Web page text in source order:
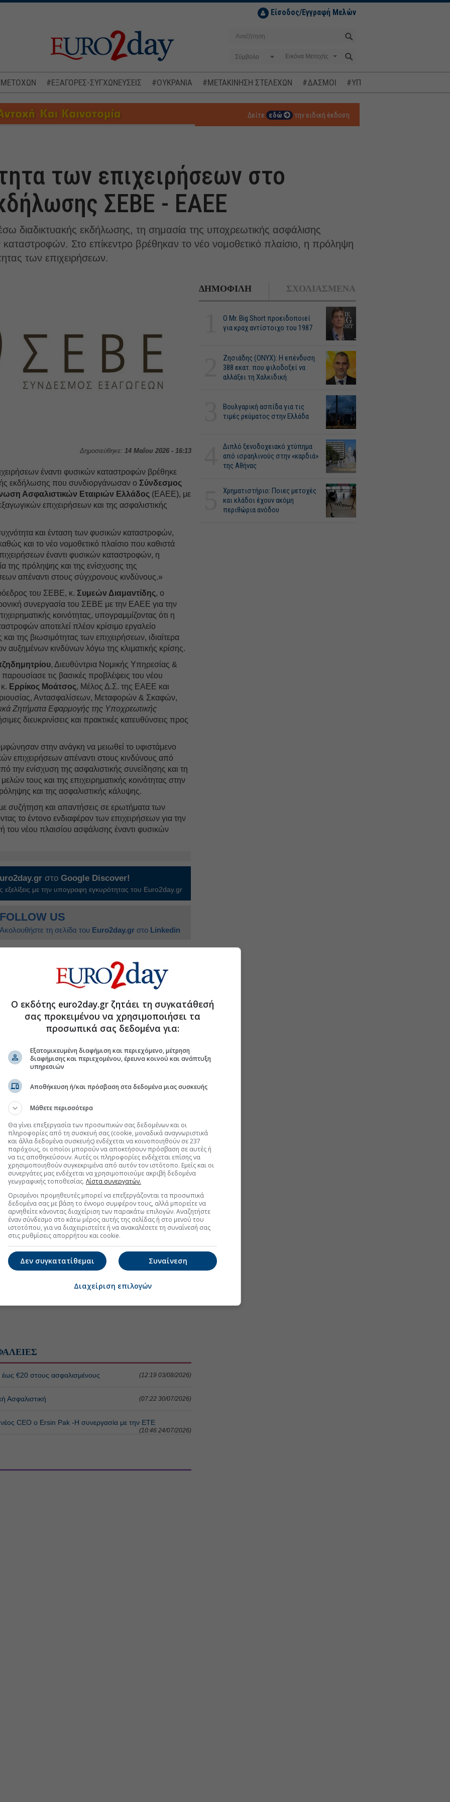
Είσοδος/Εγγραφή Μελών
Σύμβολο
ΜΕΤΟΧΩΝ #ΕΞΑΓΟΡΕΣ-ΣΥΓΧΩΝΕΥΣΕΙΣ #ΟΥΚΡΑΝΙΑ #ΜΕΤΑΚΙΝΗΣΗ ΣΤΕΛΕΧΩΝ #ΔΑΣΜΟΙ #ΥΠΟΚΛΟΠΕΣ
Δείτε εδώ την ειδική έκδοση
των επιχειρήσεων στο
ΣΕΒΕ - ΕΑΕΕ
διαδικτυακής εκδήλωσης, τη σημασία της υποχρεωτικής ασφάλισης
καταστροφών. Στο επίκεντρο βρέθηκαν το νέο νομοθετικό πλαίσιο, η πρόληψη
των επιχειρήσεων.
Δημοσιεύθηκε: 14 Μαΐου 2026 - 16:13
έναντι φυσικών καταστροφών βρέθηκε
εκδήλωσης που συνδιοργάνωσαν οΣύνδεσμος
Ασφαλιστικών Εταιριών Ελλάδος (ΕΑΕΕ), με
επιχειρήσεων και της ασφαλιστικής
και ένταση των φυσικών καταστροφών,
και το νέο νομοθετικό πλαίσιο που καθιστά
έναντι φυσικών καταστροφών, η
της πρόληψης και της ενίσχυσης της
απέναντι στους σύγχρονους κινδύνους.»
του ΣΕΒΕ, κ.Συμεών Διαμαντίδης, ο
συνεργασία του ΣΕΒΕ με την ΕΑΕΕ για την
κοινότητας, υπογραμμίζοντας ότι η
αποτελεί πλέον κρίσιμο εργαλείο
της βιωσιμότητας των επιχειρήσεων, ιδιαίτερα
αυξημένων κινδύνων λόγω της κλιματικής κρίσης.
, Διευθύντρια Νομικής Υπηρεσίας &
τις βασικές προβλέψεις του νέου
Ερρίκος Μοάτσος, Μέλος Δ.Σ. της ΕΑΕΕ και
Αντασφαλίσεων, Μεταφορών & Σκαφών,
Ζητήματα Εφαρμογής της Υποχρεωτικής
διευκρινίσεις και πρακτικές κατευθύνσεις προς
στην ανάγκη να μειωθεί το υφιστάμενο
επιχειρήσεων απέναντι στους κινδύνους από
την ενίσχυση της ασφαλιστικής συνείδησης και τη
τους και της επιχειρηματικής κοινότητας στην
και της ασφαλιστικής κάλυψης.
συζήτηση και απαντήσεις σε ερωτήματα των
το έντονο ενδιαφέρον των επιχειρήσεων για την
του νέου πλαισίου ασφάλισης έναντι φυσικών
στοGoogle Discover!
εξελίξεις με την υπογραφη εγκυρότητας του Euro2day.gr
FOLLOW US
Ακολουθήστε τη σελίδα του Euro2day.gr στο Linkedin
μέτρα στήριξης για τους πληγέντες από τις
Ελλάδος, νέος CEO ο Ersin Pak
νέες δικαστικές διαμάχες για τις αυξήσεις
εικόνα στις ζημιές, αυξημένος ο
στο Discover
ΔΗΜΟΦΙΛΗ ΣΧΟΛΙΑΣΜΕΝΑ
O Mr. Big Short προειδοποιεί
για κραχ αντίστοιχο του 1987
Ζησιάδης (ONYX): Η επένδυση
388 εκατ. που φιλοδοξεί να
αλλάξει τη Χαλκιδική
Βουλγαρική ασπίδα για τις
τιμές ρεύματος στην Ελλάδα
Διπλό ξενοδοχειακό χτύπημα
από ισραηλινούς στην «καρδιά»
της Αθήνας
Χρηματιστήριο: Ποιες μετοχές
και κλάδοι έχουν ακόμη
περιθώρια ανόδου
€20 στους ασφαλισμένους (12:19 03/08/2026)
Ασφαλιστική (07:22 30/07/2026)
CEO ο Ersin Pak -Η συνεργασία με την ΕΤΕ
(10:46 24/07/2026)
Ο εκδότης euro2day.gr ζητάει τη συγκατάθεσή
σας προκειμένου να χρησιμοποιήσει τα
προσωπικά σας δεδομένα για:
Εξατομικευμένη διαφήμιση και περιεχόμενο, μέτρηση
διαφήμισης και περιεχομένου, έρευνα κοινού και ανάπτυξη
υπηρεσιών
Αποθήκευση ή/και πρόσβαση στα δεδομένα μιας συσκευής
Μάθετε περισσότερα
Θα γίνει επεξεργασία των προσωπικών σας δεδομένων και οι
πληροφορίες από τη συσκευή σας (cookie, μοναδικά αναγνωριστικά
και άλλα δεδομένα συσκευής) ενδέχεται να κοινοποιηθούν σε 237
παρόχους, οι οποίοι μπορούν να αποκτήσουν πρόσβαση σε αυτές ή
να τις αποθηκεύσουν. Αυτές οι πληροφορίες ενδέχεται επίσης να
χρησιμοποιηθούν συγκεκριμένα από αυτόν τον ιστότοπο. Εμείς και οι
συνεργάτες μας ενδέχεται να χρησιμοποιούμε ακριβή δεδομένα
γεωγραφικής τοποθεσίας. Λίστα συνεργατών.
Ορισμένοι προμηθευτές μπορεί να επεξεργάζονται τα προσωπικά
δεδομένα σας με βάση το έννομο συμφέρον τους, αλλά μπορείτε να
αρνηθείτε κάνοντας διαχείριση των παρακάτω επιλογών. Αναζητήστε
έναν σύνδεσμο στο κάτω μέρος αυτής της σελίδας ή στο μενού του
ιστοτόπου, για να διαχειριστείτε ή να ανακαλέσετε τη συναίνεσή σας
στις ρυθμίσεις απορρήτου και cookie.
Συναίνεση
Δεν συγκατατίθεμαι
Διαχείριση επιλογών